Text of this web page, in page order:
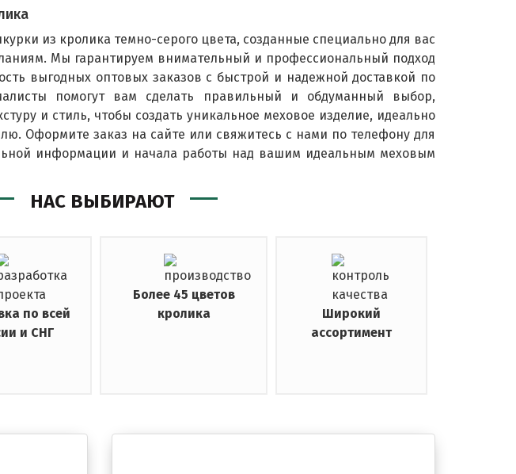
из кролика темно-серого цвета, созданные специально для вас
Мы гарантируем внимательный и профессиональный подход
выгодных оптовых заказов с быстрой и надежной доставкой по
помогут вам сделать правильный и обдуманный выбор,
и стиль, чтобы создать уникальное меховое изделие, идеально
Оформите заказ на сайте или свяжитесь с нами по телефону для
информации и начала работы над вашим идеальным меховым
НАС ВЫБИРАЮТ
по всей
и СНГ
Более 45 цветов
кролика
Широкий
ассортимент